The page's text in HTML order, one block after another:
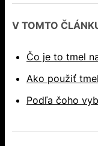
V TOMTO
Čo je to tmel
Ako použiť
Podľa čoho